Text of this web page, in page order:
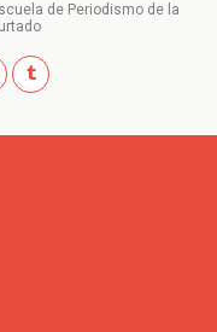
de Periodismo de la